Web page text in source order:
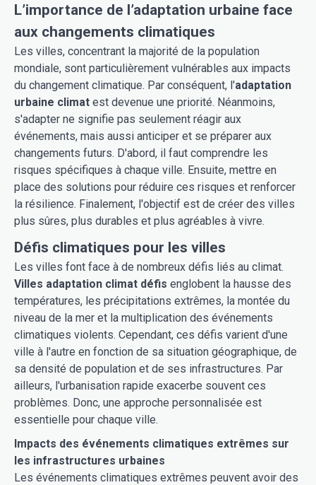
L’importance de l’adaptation urbaine face
aux changements climatiques
Les villes, concentrant la majorité de la population
mondiale, sont particulièrement vulnérables aux impacts
du changement climatique. Par conséquent, l'adaptation
urbaine climat est devenue une priorité. Néanmoins,
s'adapter ne signifie pas seulement réagir aux
événements, mais aussi anticiper et se préparer aux
changements futurs. D'abord, il faut comprendre les
risques spécifiques à chaque ville. Ensuite, mettre en
place des solutions pour réduire ces risques et renforcer
la résilience. Finalement, l'objectif est de créer des villes
plus sûres, plus durables et plus agréables à vivre.
Défis climatiques pour les villes
Les villes font face à de nombreux défis liés au climat.
Villes adaptation climat défis englobent la hausse des
températures, les précipitations extrêmes, la montée du
niveau de la mer et la multiplication des événements
climatiques violents. Cependant, ces défis varient d'une
ville à l'autre en fonction de sa situation géographique, de
sa densité de population et de ses infrastructures. Par
ailleurs, l'urbanisation rapide exacerbe souvent ces
problèmes. Donc, une approche personnalisée est
essentielle pour chaque ville.
Impacts des événements climatiques extrêmes sur
les infrastructures urbaines
Les événements climatiques extrêmes peuvent avoir des